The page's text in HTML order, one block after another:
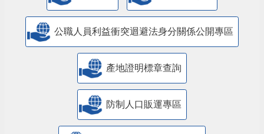
公職人員利益衝突迴避法身分關係公開專區
產地證明標章查詢
防制人口販運專區